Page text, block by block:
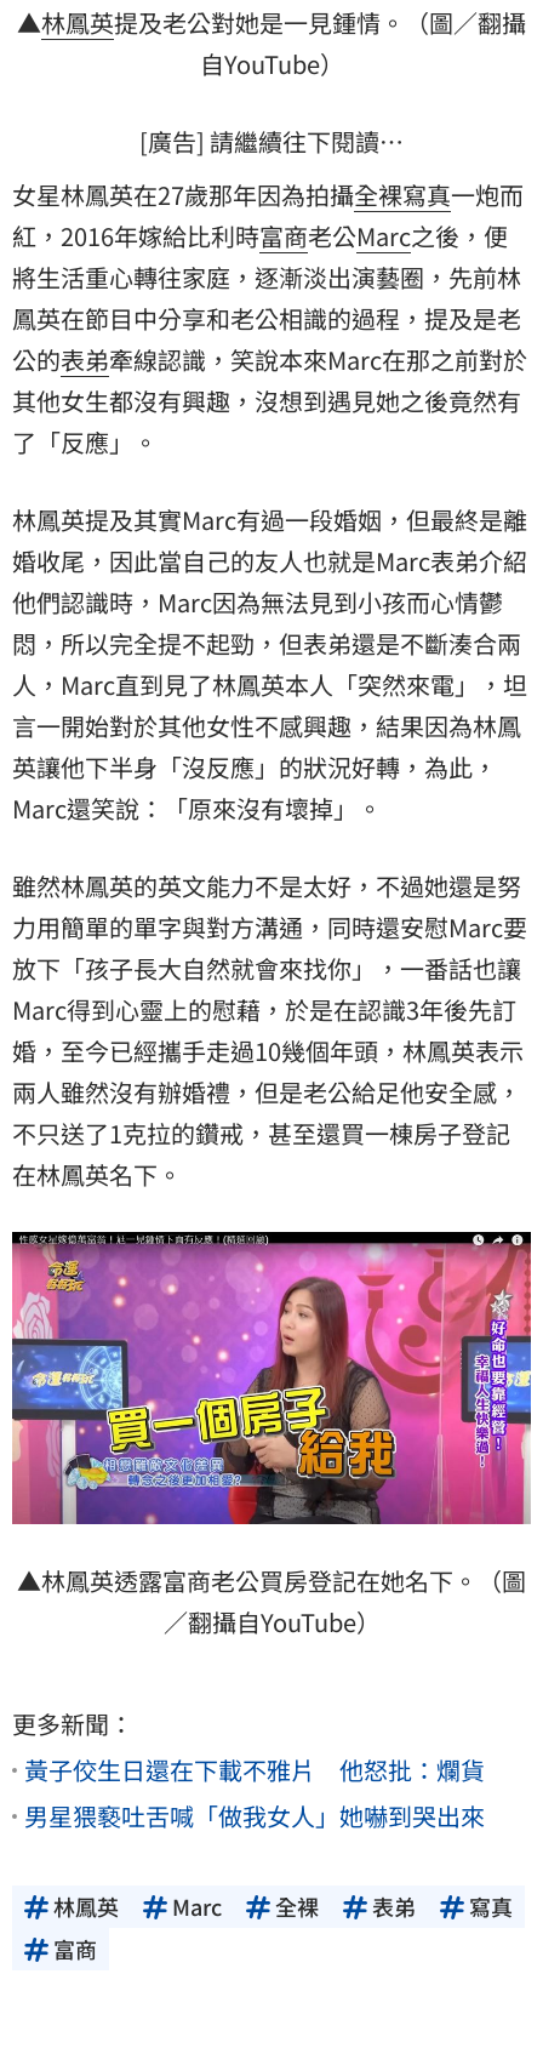
▲林鳳英提及老公對她是一見鍾情。（圖／翻攝
自YouTube）
[廣告] 請繼續往下閱讀…
女星林鳳英在27歲那年因為拍攝全裸寫真一炮而
紅，2016年嫁給比利時富商老公Marc之後，便
將生活重心轉往家庭，逐漸淡出演藝圈，先前林
鳳英在節目中分享和老公相識的過程，提及是老
公的表弟牽線認識，笑說本來Marc在那之前對於
其他女生都沒有興趣，沒想到遇見她之後竟然有
了「反應」。
林鳳英提及其實Marc有過一段婚姻，但最終是離
婚收尾，因此當自己的友人也就是Marc表弟介紹
他們認識時，Marc因為無法見到小孩而心情鬱
悶，所以完全提不起勁，但表弟還是不斷湊合兩
人，Marc直到見了林鳳英本人「突然來電」，坦
言一開始對於其他女性不感興趣，結果因為林鳳
英讓他下半身「沒反應」的狀況好轉，為此，
Marc還笑說：「原來沒有壞掉」。
雖然林鳳英的英文能力不是太好，不過她還是努
力用簡單的單字與對方溝通，同時還安慰Marc要
放下「孩子長大自然就會來找你」，一番話也讓
Marc得到心靈上的慰藉，於是在認識3年後先訂
婚，至今已經攜手走過10幾個年頭，林鳳英表示
兩人雖然沒有辦婚禮，但是老公給足他安全感，
不只送了1克拉的鑽戒，甚至還買一棟房子登記
在林鳳英名下。
▲林鳳英透露富商老公買房登記在她名下。（圖
／翻攝自YouTube）
更多新聞：
黃子佼生日還在下載不雅片 他怒批：爛貨
男星猥褻吐舌喊「做我女人」她嚇到哭出來
林鳳英 Marc 全裸 表弟
寫真
富商